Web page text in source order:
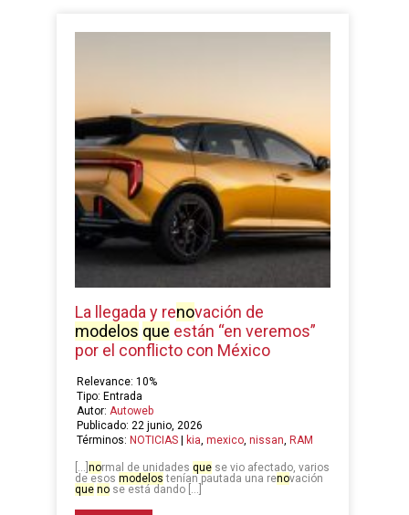
La llegada y renovación de
modelos que están “en veremos”
por el conflicto con México
Relevance: 10%
Tipo: Entrada
Autor:Autoweb
Publicado: 22 junio, 2026
Términos: NOTICIAS kia,mexico,nissan, RAM
[…]normal de unidadesque se vio afectado, varios
de esosmodelos tenían pautada una renovación
que no se está dando […]